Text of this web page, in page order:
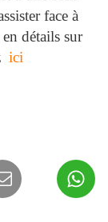
face à
détails sur
ici